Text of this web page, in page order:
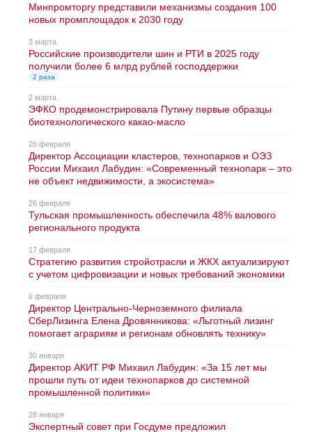
Минпромторгу представили механизмы создания 100
новых промплощадок к 2030 году
3 марта
Российские производители шин и РТИ в 2025 году
получили более 6 млрд рублей господдержки
2 раза
2 марта
ЭФКО продемонстрировала Путину первые образцы
биотехнологического какао-масло
26 февраля
Директор Ассоциации кластеров, технопарков и ОЭЗ
России Михаил Лабудин: «Современный технопарк – это
не объект недвижимости, а экосистема»
26 февраля
Тульская промышленность обеспечила 48% валового
регионального продукта
17 февраля
Стратегию развития стройотрасли и ЖКХ актуализируют
с учетом цифровизации и новых требований экономики
6 февраля
Директор Центрально-Черноземного филиала
СберЛизинга Елена Дровянникова: «Льготный лизинг
помогает аграриям и регионам обновлять технику»
30 января
Директор АКИТ РФ Михаил Лабудин: «За 15 лет мы
прошли путь от идеи технопарков до системной
промышленной политики»
28 января
Экспертный совет при Госдуме предложил